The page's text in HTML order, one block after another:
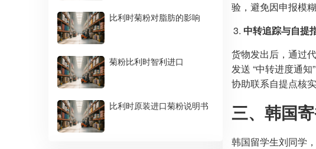
比利时菊粉对脂肪的影响
菊粉比利时智利进口
比利时原装进口菊粉说明书
验，避免因申报模
中转追踪与自提
货物发出后，通过
发送 “中转进度通
协助联系自提点核
三、韩国
韩国留学生刘同学